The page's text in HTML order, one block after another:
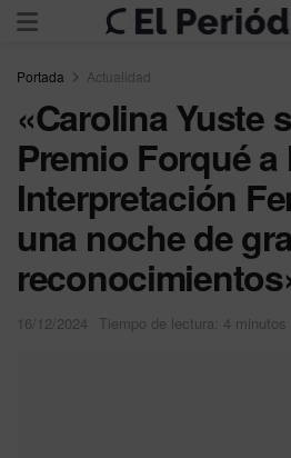
Portada Actualidad
«Carolina Yuste
Premio Forqué a
Interpretación
una noche de
16/12/2024 Tiempo de lectura: 4 minutos